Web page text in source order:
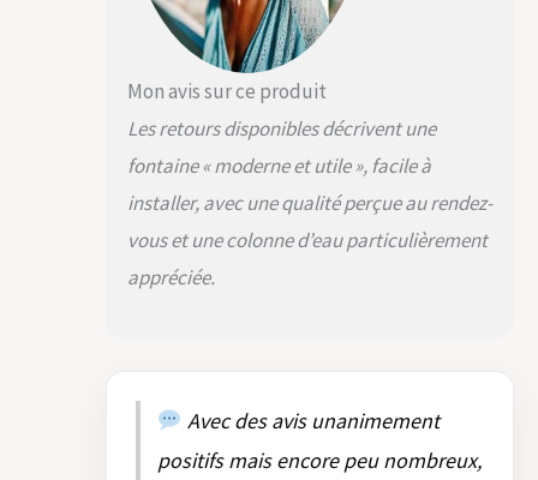
Mon avis sur ce produit
Les retours disponibles décrivent une
fontaine « moderne et utile », facile à
installer, avec une qualité perçue au rendez-
vous et une colonne d’eau particulièrement
appréciée.
Avec des avis unanimement
positifs mais encore peu nombreux,